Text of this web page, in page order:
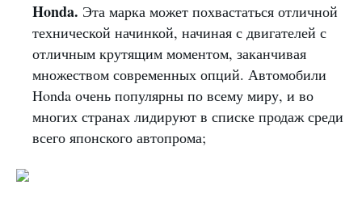
Honda. Эта марка может похвастаться отличной
технической начинкой, начиная с двигателей с
отличным крутящим моментом, заканчивая
множеством современных опций. Автомобили
Honda очень популярны по всему миру, и во
многих странах лидируют в списке продаж среди
всего японского автопрома;